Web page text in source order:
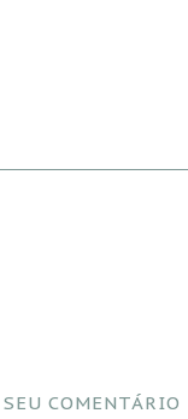
COMENTÁRIO